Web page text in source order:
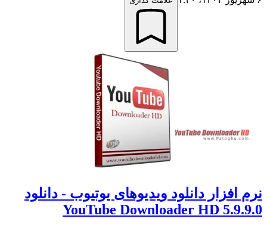
افزار دانلود ویدیوهای یوتیوب - دانلود
YouTube Downloader HD